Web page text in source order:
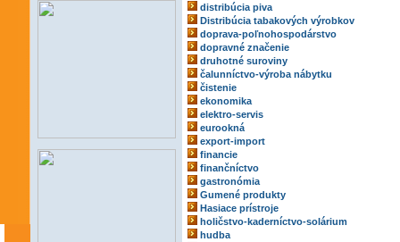
distribúcia piva
Distribúcia tabakových výrobkov
doprava-poľnohospodárstvo
dopravné značenie
druhotné suroviny
čalunníctvo-výroba nábytku
čistenie
ekonomika
elektro-servis
eurookná
export-import
financie
finančníctvo
gastronómia
Gumené produkty
Hasiace prístroje
holičstvo-kaderníctvo-solárium
hudba